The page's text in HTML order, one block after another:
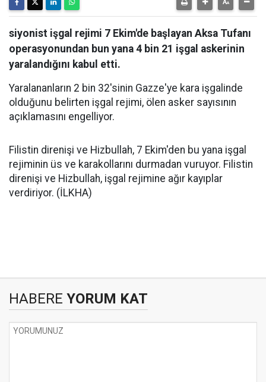
siyonist işgal rejimi 7 Ekim'de başlayan Aksa Tufanı
operasyonundan bun yana 4 bin 21 işgal askerinin
yaralandığını kabul etti.
Yaralananların 2 bin 32'sinin Gazze'ye kara işgalinde
olduğunu belirten işgal rejimi, ölen asker sayısının
açıklamasını engelliyor.
Filistin direnişi ve Hizbullah, 7 Ekim'den bu yana işgal
rejiminin üs ve karakollarını durmadan vuruyor. Filistin
direnişi ve Hizbullah, işgal rejimine ağır kayıplar
verdiriyor. (İLKHA)
HABERE YORUM KAT